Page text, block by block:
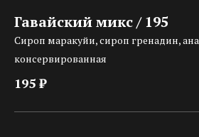
Гавайский микс / 195
Сироп маракуйи, сироп гренадин,
консервированная
195 ₽